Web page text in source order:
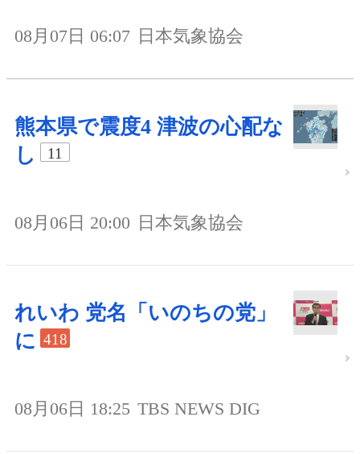
08月07日 06:07 日本気象協会
熊本県で震度4 津波の心配な
し
11
08月06日 20:00 日本気象協会
れいわ 党名「いのちの党」
に 418
08月06日 18:25 TBS NEWS DIG